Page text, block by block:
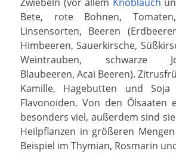
Bete, rote Bohnen,
Linsensorten, Beeren
Himbeeren, Sauerkirsche,
Weintrauben, schwarze
Blaubeeren, Acai Beeren).
Kamille, Hagebutten und
Flavonoiden. Von den Ölsaaten
besonders viel, außerdem sind
Heilpflanzen in größeren
Beispiel im Thymian, Rosmarin